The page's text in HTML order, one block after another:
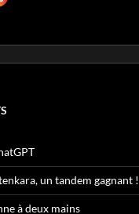
un tandem gagnant !
à deux mains